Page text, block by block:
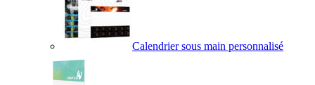
Calendrier sous main personnalisé